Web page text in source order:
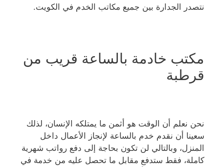
نتصدر الجدارة بين جميع مكاتب الخدم في الكويت.
مكتب خادمة بالساعة قريب من
قرطبة
نحن نعلم أن الوقت هو أثمن ما يمتلكه الإنسان، لذلك
سعينا أن نقدم خدم بالساعة لإنجاز الأعمال داخل
المنزل، وبالتالي لن تكون بحاجة إلى دفع رواتب شهرية
كاملة، فقط ستدفع مقابل ما تحصل عليه من خدمة في